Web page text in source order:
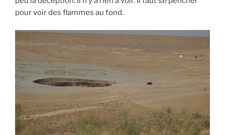
pour voir des flammes au fond.